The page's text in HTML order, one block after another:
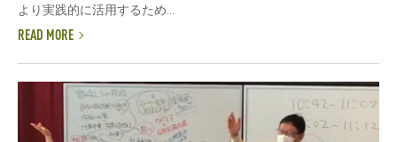
より実践的に活用するため...
READ MORE